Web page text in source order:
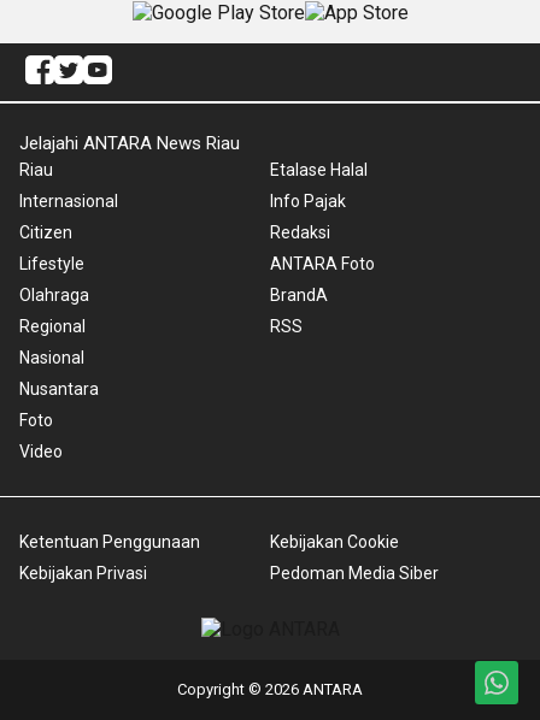
Jelajahi ANTARA News Riau
Riau
Internasional
Citizen
Lifestyle
Olahraga
Regional
Nasional
Nusantara
Foto
Video
Etalase Halal
Info Pajak
Redaksi
ANTARA Foto
BrandA
RSS
Ketentuan Penggunaan
Kebijakan Privasi
Kebijakan Cookie
Pedoman Media Siber
Copyright © 2026 ANTARA